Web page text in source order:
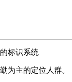
标识系统
为主的定位⼈群。